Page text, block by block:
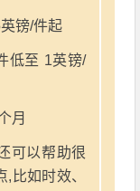
镑/件起
低至 1英镑/
月
可以帮助很
比如时效、